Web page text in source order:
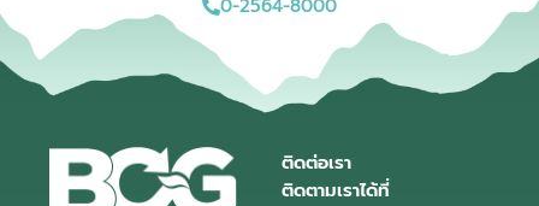
0-2564-8000
ติดต่อเรา
ติดตามเราได้ที่